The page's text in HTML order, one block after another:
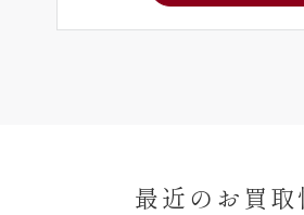
最近のお買取